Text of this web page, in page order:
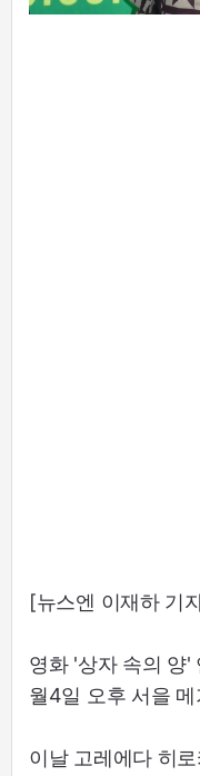
[뉴스엔 이재하 기
영화 '상자 속의 양'
월4일 오후 서을
이날 고레에다 히